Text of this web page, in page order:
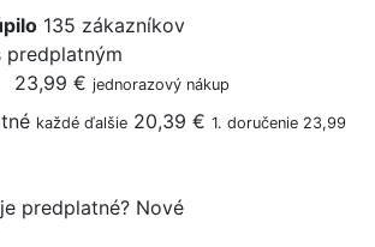
135 zákazníkov
predplatným
23,99 € jednorazový nákup
každé ďalšie 20,39 € 1. doručenie 23,99
predplatné? Nové